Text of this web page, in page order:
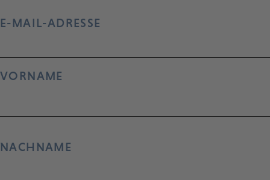
E-MAIL-ADRESSE
VORNAME
NACHNAME